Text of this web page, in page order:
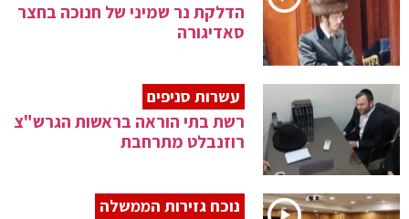
הדלקת נר שמיני של חנוכה בחצר
סאדיגורה
עשרות סניפים
רשת בתי הוראה בראשות הגרש"צ
רוזנבלט מתרחבת
נוכח גזירות הממשלה